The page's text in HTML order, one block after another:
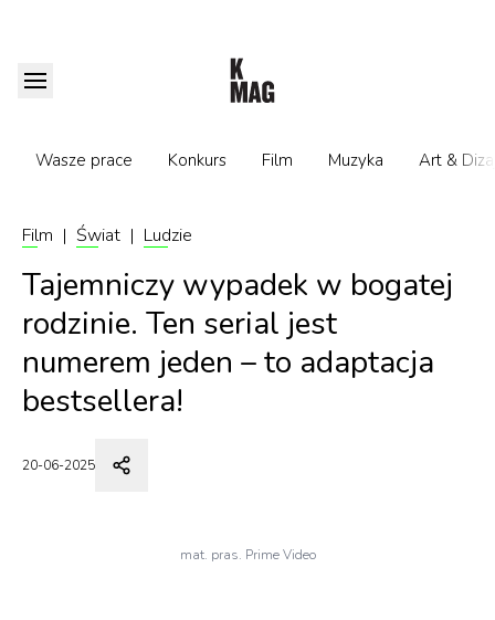
Wasze prace Konkurs Film Muzyka Art &
Film | Świat | Ludzie
Tajemniczy wypadek w bogatej
rodzinie. Ten serial jest
numerem jeden – to adaptacja
bestsellera!
20-06-2025
mat. pras. Prime Video